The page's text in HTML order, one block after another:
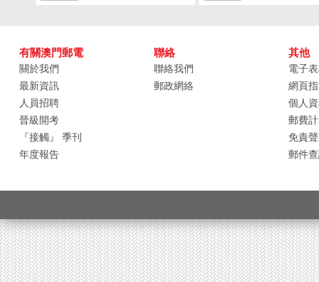
有關澳門郵電
關於我們
最新資訊
人員招聘
晉級開考
『接觸』 季刊
年度報告
聯絡
聯絡我們
郵政網絡
其他
電子
網頁
個人
郵費
免責
郵件